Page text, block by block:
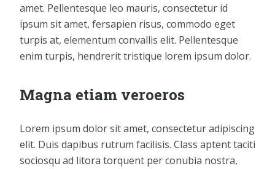
amet. Pellentesque leo mauris, consectetur id
ipsum sit amet, fersapien risus, commodo eget
turpis at, elementum convallis elit. Pellentesque
enim turpis, hendrerit tristique lorem ipsum dolor.
Magna etiam veroeros
Lorem ipsum dolor sit amet, consectetur adipiscing
elit. Duis dapibus rutrum facilisis. Class aptent taciti
sociosqu ad litora torquent per conubia nostra,